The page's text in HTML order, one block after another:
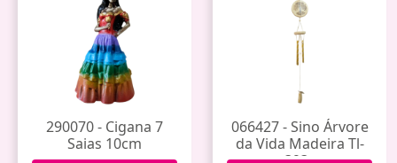
290070 - Cigana 7
Saias 10cm
066427 - Sino Árvore
da Vida Madeira Tl-